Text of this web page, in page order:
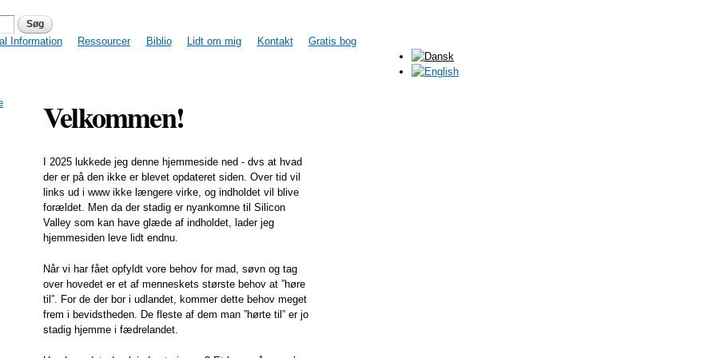
DK Expats
Information Ressourcer Biblio Lidt om mig Kontakt Gratis bog
Velkommen!
I 2025 lukkede jeg denne hjemmeside ned - dvs at hvad
der er på den ikke er blevet opdateret siden. Over tid vil
links ud i www ikke længere virke, og indholdet vil blive
forældet. Men da der stadig er nyankomne til Silicon
Valley som kan have glæde af indholdet, lader jeg
hjemmesiden leve lidt endnu.
Når vi har fået opfyldt vore behov for mad, søvn og tag
over hovedet er et af menneskets største behov at ”høre
til”. For de der bor i udlandet, kommer dette behov meget
frem i bevidstheden. De fleste af dem man ”hørte til” er jo
stadig hjemme i fædrelandet.